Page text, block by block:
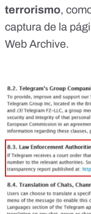
terrorismo,
captura de la
Web Archive.